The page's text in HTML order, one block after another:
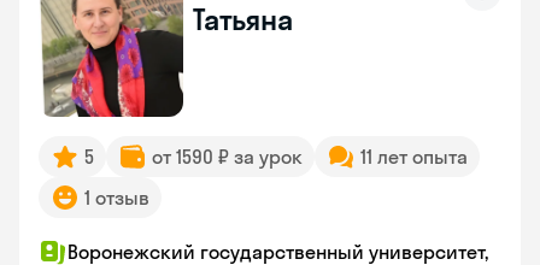
Татьяна
5 от 1590 ₽ за урок
11 лет опыта
1 отзыв
Воронежский государственный университет,